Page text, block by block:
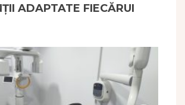
ADAPTATE FIECĂRUI